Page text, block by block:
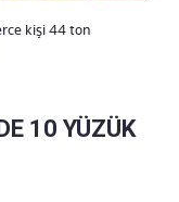
kişi 44 ton
10 YÜZÜK